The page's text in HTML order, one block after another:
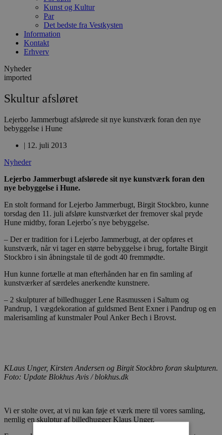
Kunst og Kultur
Par
Det bedste fra Vestkysten
Information
Kontakt
Erhverv
Nyheder
imported
Skultur afsløret
Lejerbo Jammerbugt afslørede sit nye kunstværk foran den nye
bebyggelse i Hune
| 12. juli 2013
Nyheder
Lejerbo Jammerbugt afslørede sit nye kunstværk foran den
nye bebyggelse i Hune.
En stolt formand for Lejerbo Jammerbugt, Birgit Stockbro, kunne
torsdag den 11. juli afsløre kunstværket der fremover skal pryde
Hune midtby, foran Lejerbo´s nye bebyggelse.
– Der er tradition for i Lejerbo Jammerbugt, at der opføres et
kunstværk, når vi tager en større bebyggelse i brug, fortalte Birgit
Stockbro i sin åbningstale til de godt 40 fremmødte.
Hun kunne fortælle at man efterhånden har en fin samling af
kunstværker af særdeles anerkendte kunstnere.
– 2 skulpturer af billedhugger Lene Rasmussen i Saltum og
Pandrup, 1 vægdekoration af guldsmed Bent Exner i Pandrup og en
malerisamling af kunstmaler Poul Anker Bech i Brovst.
KLaus Unger, Kirsten Andersen og Birgit Stockbro foran skulpturen.
Foto: Update Blokhus Avis / blokhus.dk
Vi er stolte over, at vi nu kan føje et værk mere til vores samling,
nemlig en skulptur af billedhugger Klaus Unger.